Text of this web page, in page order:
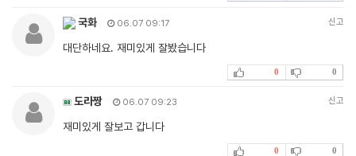
국화 06.07 09:17 신고
대단하네요. 재미있게 잘봤습니다
0 0
도라짱 06.07 09:23 신고
재미있게 잘보고 갑니다
0 0